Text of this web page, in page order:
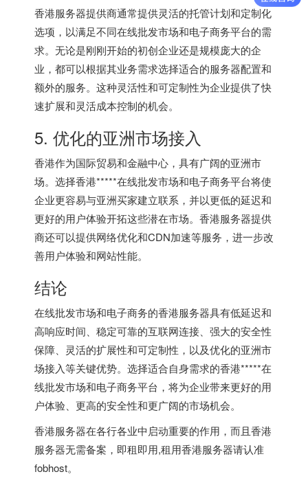
香港服务器提供商通常提供灵活的托管计划和定制化
选项，以满足不同在线批发市场和电子商务平台的需
求。无论是刚刚开始的初创企业还是规模庞大的企
业，都可以根据其业务需求选择适合的服务器配置和
额外的服务。这种灵活性和可定制性为企业提供了快
速扩展和灵活成本控制的机会。
5. 优化的亚洲市场接入
香港作为国际贸易和金融中心，具有广阔的亚洲市
场。选择香港*****在线批发市场和电子商务平台将使
企业更容易与亚洲买家建立联系，并以更低的延迟和
更好的用户体验开拓这些潜在市场。香港服务器提供
商还可以提供网络优化和CDN加速等服务，进一步改
善用户体验和网站性能。
结论
在线批发市场和电子商务的香港服务器具有低延迟和
高响应时间、稳定可靠的互联网连接、强大的安全性
保障、灵活的扩展性和可定制性，以及优化的亚洲市
场接入等关键优势。选择适合自身需求的香港*****在
线批发市场和电子商务平台，将为企业带来更好的用
户体验、更高的安全性和更广阔的市场机会。
香港服务器在各行各业中启动重要的作用，而且香港
服务器无需备案，即租即用,租用香港服务器请认准
fobhost。